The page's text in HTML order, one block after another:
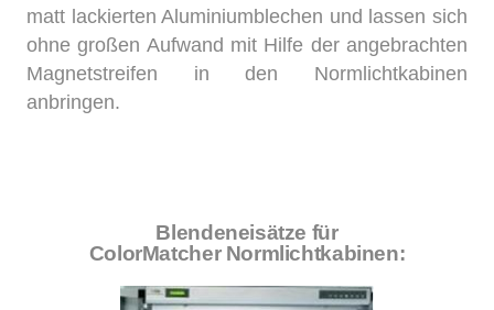
matt lackierten Aluminiumblechen und lassen sich
ohne großen Aufwand mit Hilfe der angebrachten
Magnetstreifen in den Normlichtkabinen
anbringen.
Blendeneisätze für
ColorMatcher Normlichtkabinen: